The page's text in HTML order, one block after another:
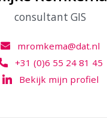
consultant GIS
mromkema@dat.nl
+31 (0)6 55 24 81 45
Bekijk mijn profiel